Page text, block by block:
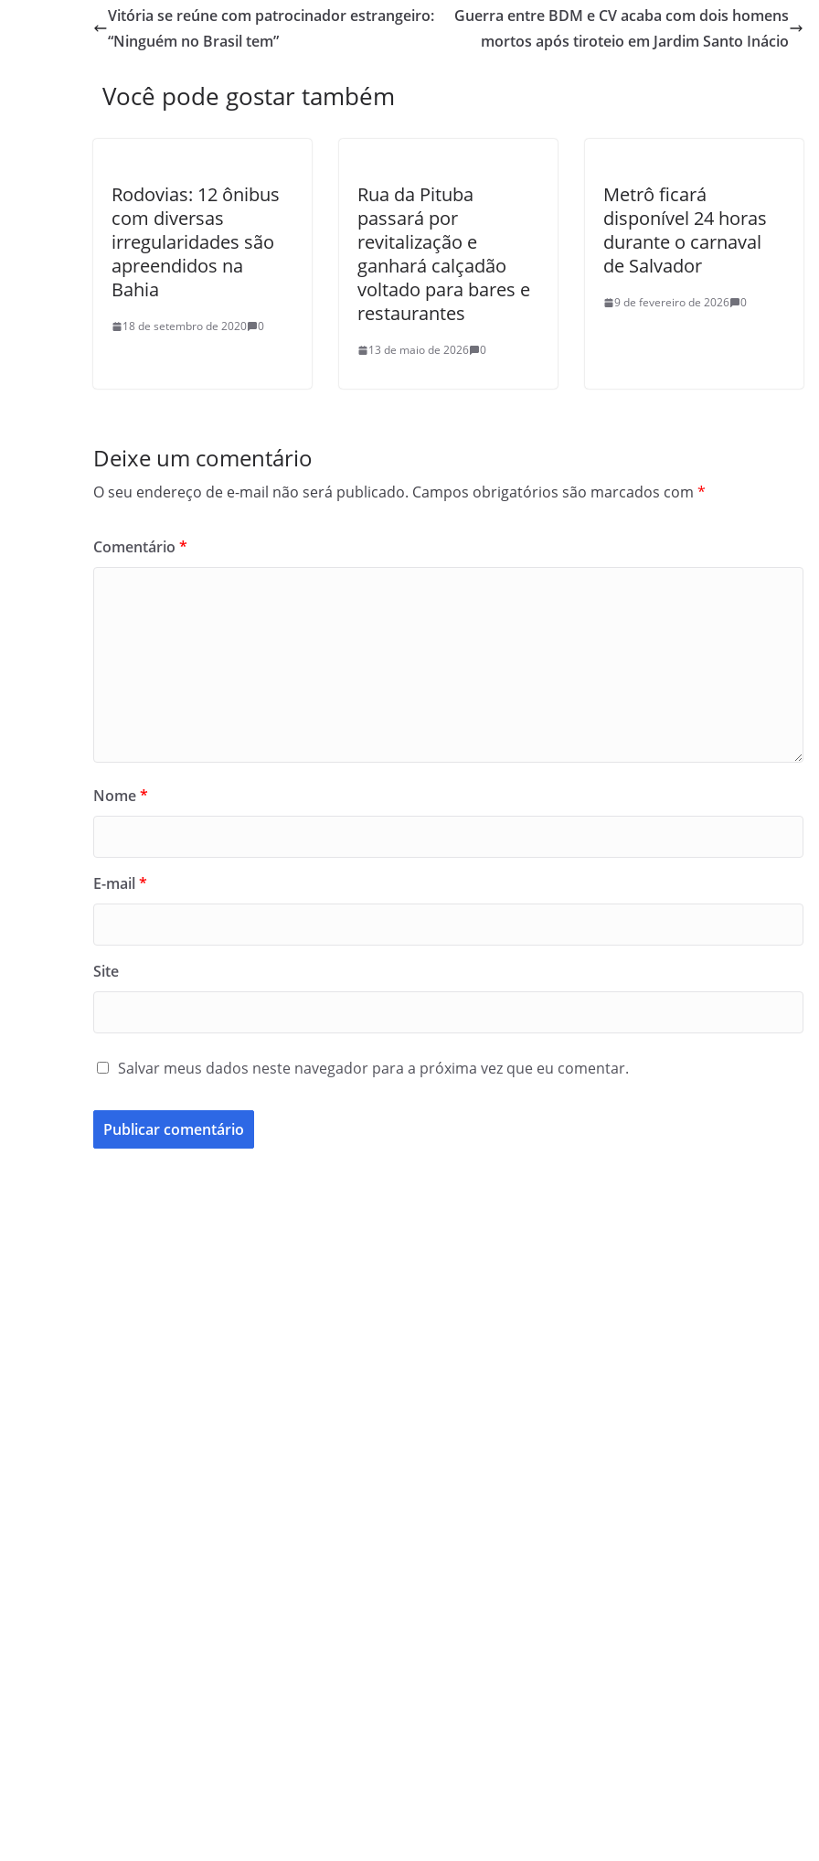
Vitória se reúne com patrocinador estrangeiro:
“Ninguém no Brasil tem”
Guerra entre BDM e CV acaba com dois homens
mortos após tiroteio em Jardim Santo Inácio
Você pode gostar também
Rodovias: 12 ônibus
com diversas
irregularidades são
apreendidos na
Bahia
18 de setembro de 2020 0
Rua da Pituba
passará por
revitalização e
ganhará calçadão
voltado para bares e
restaurantes
13 de maio de 2026 0
Metrô ficará
disponível 24 horas
durante o carnaval
de Salvador
9 de fevereiro de 2026 0
Deixe um comentário
O seu endereço de e-mail não será publicado. Campos obrigatórios são marcados com *
Comentário *
Nome*
E-mail*
Site
Salvar meus dados neste navegador para a próxima vez que eu comentar.